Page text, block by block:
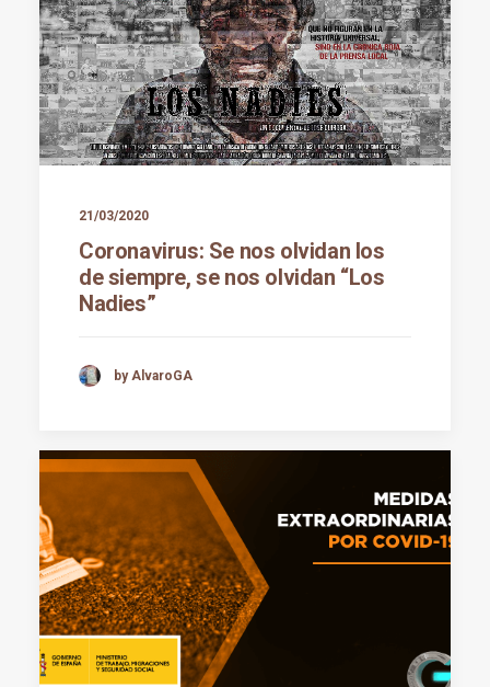
21/03/2020
Coronavirus: Se nos olvidan los
de siempre, se nos olvidan “Los
Nadies”
by AlvaroGA